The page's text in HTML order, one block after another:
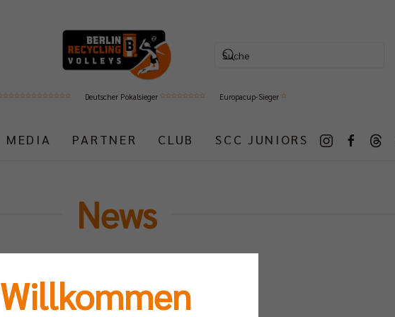
Deutscher Pokalsieger Europacup-Sieger
MEDIA PARTNER CLUB SCC JUNIORS
News
Willkommen